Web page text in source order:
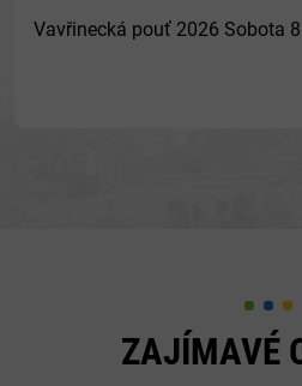
Vavřinecká pouť 2026 Sobota
ZAJÍMAVÉ